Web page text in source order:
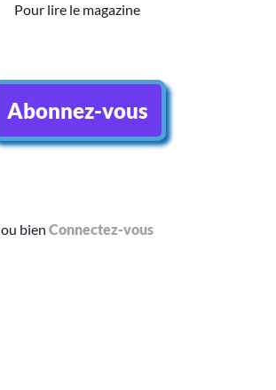
Pour lire le magazine
Abonnez-vous
ou bien Connectez-vous